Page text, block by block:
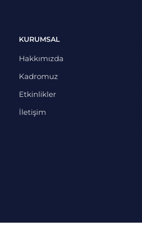
KURUMSAL
Hakkımızda
Kadromuz
Etkinlikler
İletişim